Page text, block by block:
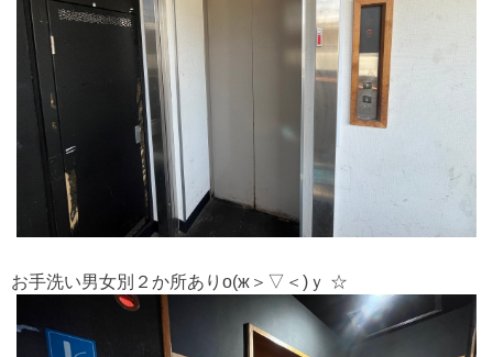
お手洗い男女別２か所ありо(ж＞▽＜)ｙ ☆